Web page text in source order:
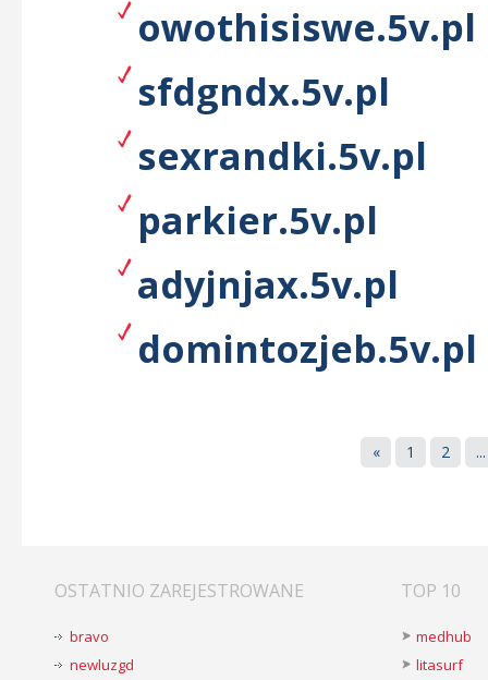
owothisiswe.5v.pl
sfdgndx.5v.pl
sexrandki.5v.pl
parkier.5v.pl
adyjnjax.5v.pl
domintozjeb.5v.pl
« 1 2 ...
OSTATNIO ZAREJESTROWANE
bravo
newluzgd
TOP 10
medhub
litasurf